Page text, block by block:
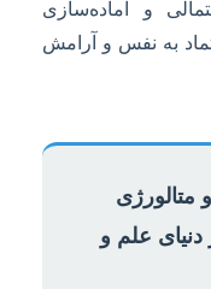
و آماده‌سازی
به نفس و آرامش
متالورژی
علم و